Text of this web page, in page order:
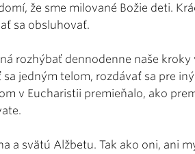
že sme milované Božie deti.
sa obsluhovať.
rozhýbať dennodenne naše
jedným telom, rozdávať sa pre
v Eucharistii premieňalo, ako
a svätú Alžbetu. Tak ako oni, ani